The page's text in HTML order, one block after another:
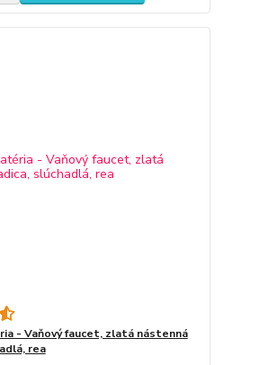
- Vaňový faucet, zlatá nástenná
rea